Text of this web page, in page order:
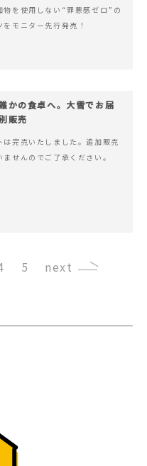
物を使用しない“罪悪感ゼロ”の
をモニター先行発売！
かの食卓へ。大雪でお届
販売
は完売いたしました。追加販売
ませんのでご了承ください。
5 ›